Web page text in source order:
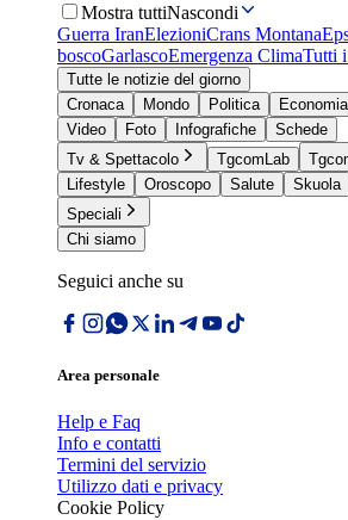
Mostra tuttiNascondi
Guerra IranElezioniCrans Montana
boscoGarlascoEmergenza ClimaTutti
Tutte le notizie del giorno
Cronaca
Mondo Politica Economia
Video
Foto Infografiche
Schede
Tv & Spettacolo
TgcomLab
Lifestyle
Oroscopo Salute Skuola
Speciali
Chi siamo
Seguici anche su
Area personale
Help e Faq
Info e contatti
Termini del servizio
Utilizzo dati e privacy
Cookie Policy